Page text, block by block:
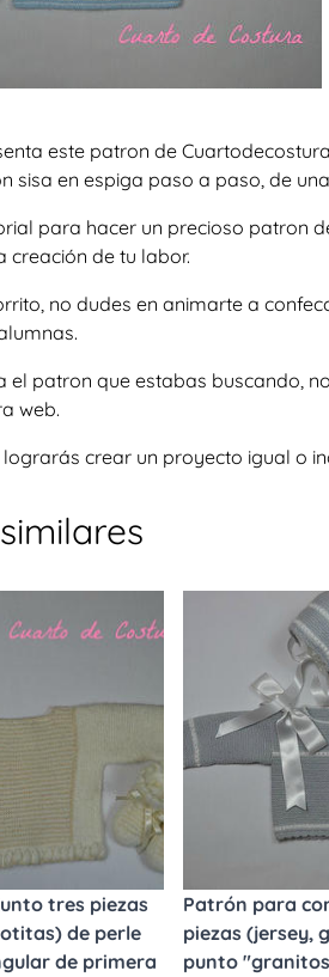
este patron de
sisa en espiga paso a paso, de
para hacer un precioso patron
creación de tu labor.
no dudes en animarte a
el patron que estabas buscando,
web.
crear un proyecto igual o
tres piezas
de perle
de primera
Patrón para
piezas (jersey,
punto